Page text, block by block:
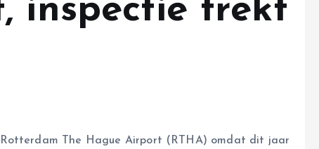
inspectie trekt
The Hague Airport (RTHA) omdat dit jaar